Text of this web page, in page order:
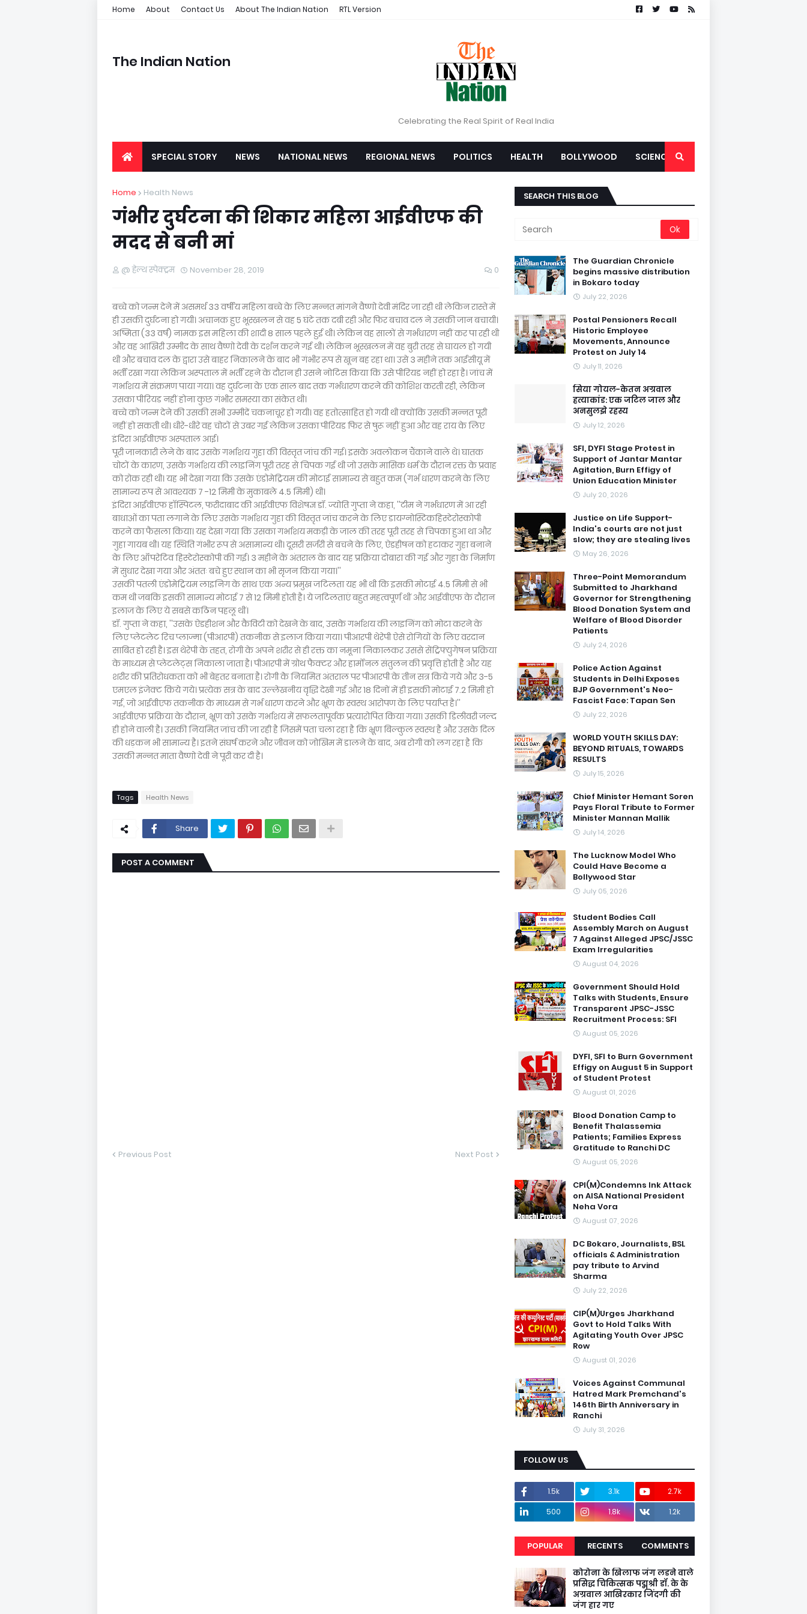
Home About Contact Us About The Indian Nation RTL Version
The Indian Nation
Celebrating the Real Spirit of Real India
SPECIAL STORY NEWS NATIONAL NEWS REGIONAL NEWS POLITICS HEALTH BOLLYWOOD SCIENCE
Home Health News
गंभीर दुर्घटना की शिकार महिला आईवीएफ की
मदद से बनी मां
@ हेल्थ स्पेक्ट्रम November 28, 2019 0
बच्चे को जन्म देने में असमर्थ 33 वर्षीय महिला बच्चे के लिए मन्नत मांगने वैष्णो देवी मंदिर जा रही थी लेकिन रास्ते में
ही उसकी दुर्घटना हो गयी। अचानक हुए भूस्खलन से वह 5 घंटे तक दबी रही और फिर बचाव दल ने उसकी जान बचायी।
अष्मिता (33 वर्ष) नामक इस महिला की शादी 8 साल पहले हुई थी। लेकिन वह सालों से गर्भधारण नहीं कर पा रही थी
और वह आखिरी उम्मीद के साथ वैष्णो देवी के दर्शन करने गई थी। लेकिन भूस्खलन में वह बुरी तरह से घायल हो गयी
थी और बचाव दल के द्वारा उसे बाहर निकालने के बाद भी गंभीर रूप से खून बह रहा था। उसे 3 महीने तक आईसीयू में
भर्ती रखा गया लेकिन अस्पताल में भर्ती रहने के दौरान ही उसने नोटिस किया कि उसे पीरियड नहीं हो रहा है। जांच में
गर्भाशय में संक्रमण पाया गया। वह दुर्घटना के एक साल बाद तक गर्भधारण करने की कोशिश करती रही, लेकिन
उसका पीरियड नहीं होना कुछ गंभीर समस्या का संकेत थी।
बच्चे को जन्म देने की उसकी सभी उम्मीदें चकनाचूर हो गयी। वह हतोत्साहित हो गयी थी क्योंकि उसकी मन्नत पूरी
नहीं हो सकती थी। धीरे-धीरे वह चोटों से उबर गई लेकिन उसका पीरियड फिर से षुरू नहीं हुआ और वह राय के लिए
इंदिरा आईवीएफ अस्पताल आई।
पूरी जानकारी लेने के बाद उसके गर्भाशय गुहा की विस्तृत जांच की गई। इसके अवलोकन चैंकाने वाले थे। घातक
चोटों के कारण, उसके गर्भाशय की लाइनिंग पूरी तरह से चिपक गई थी जो उसके मासिक धर्म के दौरान रक्त के प्रवाह
को रोक रही थी। यह भी देखा गया कि उसके एंडोमेट्रियम की मोटाई सामान्य से बहुत कम (गर्भ धारण करने के लिए
सामान्य रूप से आवश्यक 7 -12 मिमी के मुकाबले 4.5 मिमी) थी।
इंदिरा आईवीएफ हाॅस्पिटल, फरीदाबाद की आईवीएफ विशेषज्ञ डॉ. ज्योति गुप्ता ने कहा, ''टीम ने गर्भधारण में आ रही
बाधाओं का पता लगाने के लिए उसके गर्भाशय गुहा की विस्तृत जांच करने के लिए डायग्नोस्टिकहिस्टेरोस्कोपी
करने का फैसला किया। यह देखा गया कि उसका गर्भाशय मकड़ी के जाल की तरह पूरी तरह से चिपका हुआ था और
गुहा गायब थी। यह स्थिति गंभीर रूप से असामान्य थी। दूसरी सर्जरी से बचने के लिए, ऐडहीषन को हटाकर गुहा बनाने
के लिए ऑपरेटिव हिस्टेरोस्कोपी की गई। 3 महीने के अंतराल के बाद यह प्रक्रिया दोबारा की गई और गुहा के निर्माण
में सुधार देखा गया और अंततः बचे हुए स्थान का भी सृजन किया गया।''
उसकी पतली एंडोमेट्रियम लाइनिग के साथ एक अन्य प्रमुख जटिलता यह भी थी कि इसकी मोटाई 4.5 मिमी से भी
कम थी जबकि इसकी सामान्य मोटाई 7 से 12 मिमी होती है। ये जटिलताएं बहुत महत्वपूर्ण थीं और आईवीएफ के दौरान
इलाज के लिए ये सबसे कठिन पहलू थीं।
डॉ. गुप्ता ने कहा, ''उसके ऐडहीशन और कैविटी को देखने के बाद, उसके गर्भाशय की लाइनिंग को मोटा करने के
लिए प्लेटलेट रिच प्लाज्मा (पीआरपी) तकनीक से इलाज किया गया। पीआरपी थेरेपी ऐसे रोगियों के लिए वरदान
साबित हो रही है। इस थेरेपी के तहत, रोगी के अपने शरीर से ही रक्त का नमूना निकालकर उससे सेंट्रिफ्युगेषन प्रक्रिया
के माध्यम से प्लेटलेट्स निकाला जाता है। पीआरपी में ग्रोथ फैक्टर और हार्मोनल संतुलन की प्रवृत्ति होती है और यह
शरीर की प्रतिरोधकता को भी बेहतर बनाता है। रोगी केे नियमित अंतराल पर पीआरपी के तीन सत्र किये गये और 3-5
एमएल इंजेक्ट किये गये। प्रत्येक सत्र के बाद उल्लेखनीय वृद्धि देखी गई और 18 दिनों में ही इसकी मोटाई 7.2 मिमी हो
गई, जो आईवीएफ तकनीक के माध्यम से गर्भ धारण करने और भ्रूण के स्वस्थ आरोपण के लिए पर्याप्त है।''
आईवीएफ प्रक्रिया के दौरान, भ्रूण को उसके गर्भाशय में सफलतापूर्वक प्रत्यारोपित किया गया। उसकी डिलीवरी जल्द
ही होने वाली है। उसकी नियमित जांच की जा रही है जिसमें पता चला रहा है कि भ्रूण बिल्कुल स्वस्थ है और उसके दिल
की धड़कन भी सामान्य है। इतने संघर्ष करने और जीवन को जोखिम में डालने के बाद, अब रोगी को लग रहा है कि
उसकी मन्नत माता वैष्णो देवी ने पूरी कर दी है।
Tags Health News
Share
POST A COMMENT
Previous Post Next Post
SEARCH THIS BLOG
The Guardian Chronicle
begins massive distribution
in Bokaro today
July 22, 2026
Postal Pensioners Recall
Historic Employee
Movements, Announce
Protest on July 14
July 11, 2026
सिया गोयल-केतन अग्रवाल
हत्याकांड: एक जटिल जाल और
अनसुलझे रहस्य
July 12, 2026
SFI, DYFI Stage Protest in
Support of Jantar Mantar
Agitation, Burn Effigy of
Union Education Minister
July 20, 2026
Justice on Life Support-
India's courts are not just
slow; they are stealing lives
May 26, 2026
Three-Point Memorandum
Submitted to Jharkhand
Governor for Strengthening
Blood Donation System and
Welfare of Blood Disorder
Patients
July 24, 2026
Police Action Against
Students in Delhi Exposes
BJP Government's Neo-
Fascist Face: Tapan Sen
July 22, 2026
WORLD YOUTH SKILLS DAY:
BEYOND RITUALS, TOWARDS
RESULTS
July 15, 2026
Chief Minister Hemant Soren
Pays Floral Tribute to Former
Minister Mannan Mallik
July 14, 2026
The Lucknow Model Who
Could Have Become a
Bollywood Star
July 05, 2026
Student Bodies Call
Assembly March on August
7 Against Alleged JPSC/JSSC
Exam Irregularities
August 04, 2026
Government Should Hold
Talks with Students, Ensure
Transparent JPSC-JSSC
Recruitment Process: SFI
August 05, 2026
DYFI, SFI to Burn Government
Effigy on August 5 in Support
of Student Protest
August 01, 2026
Blood Donation Camp to
Benefit Thalassemia
Patients; Families Express
Gratitude to Ranchi DC
August 05, 2026
CPI(M)Condemns Ink Attack
on AISA National President
Neha Vora
August 07, 2026
DC Bokaro, Journalists, BSL
officials & Administration
pay tribute to Arvind
Sharma
July 22, 2026
CIP(M)Urges Jharkhand
Govt to Hold Talks With
Agitating Youth Over JPSC
Row
August 01, 2026
Voices Against Communal
Hatred Mark Premchand's
146th Birth Anniversary in
Ranchi
July 31, 2026
FOLLOW US
1.5k 3.1k
2.7k
500
1.8k 1.2k
POPULAR RECENTS COMMENTS
कोरोना के खिलाफ जंग लडने वाले
प्रसिद्ध चिकित्सक पद्मश्री डॉ. के के
अग्रवाल आखिरकार जिंदगी की
जंग हार गए